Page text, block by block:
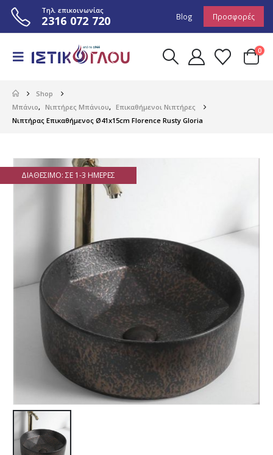
Τηλ. επικοινωνίας
2316 072 720 Blog Προσφορές
0
Shop
Μπάνιο, Νιπτήρες Μπάνιου, Επικαθήμενοι Νιπτήρες
Νιπτήρας Επικαθήμενος Ø41x15cm Florence Rusty Gloria
ΔΙΑΘΈΣΙΜΟ: ΣΕ 1-3 ΗΜΈΡΕΣ